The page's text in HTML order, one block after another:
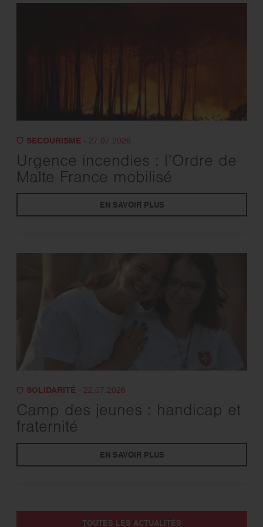
SECOURISME- 27.07.2026
Urgence incendies : l’Ordre de
Malte France mobilisé
EN SAVOIR PLUS
SOLIDARITÉ- 22.07.2026
Camp des jeunes : handicap et
fraternité
EN SAVOIR PLUS
TOUTES LES ACTUALITÉS